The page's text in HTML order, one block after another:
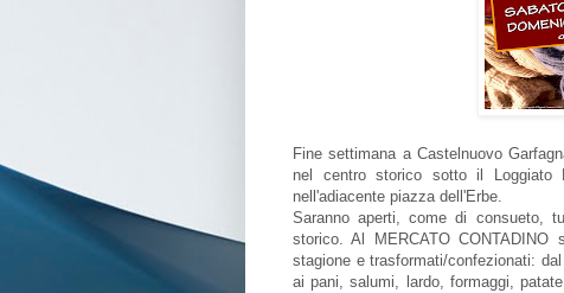
Fine settimana a Castelnuovo
nel centro storico sotto il
nell'adiacente piazza dell'Erbe.
Saranno aperti, come di consueto,
storico. Al MERCATO
stagione e trasformati/confezionati:
ai pani, salumi, lardo, formaggi,